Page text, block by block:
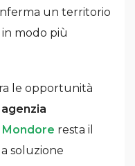
un territorio
modo più
le opportunità
agenzia
Mondore resta il
soluzione